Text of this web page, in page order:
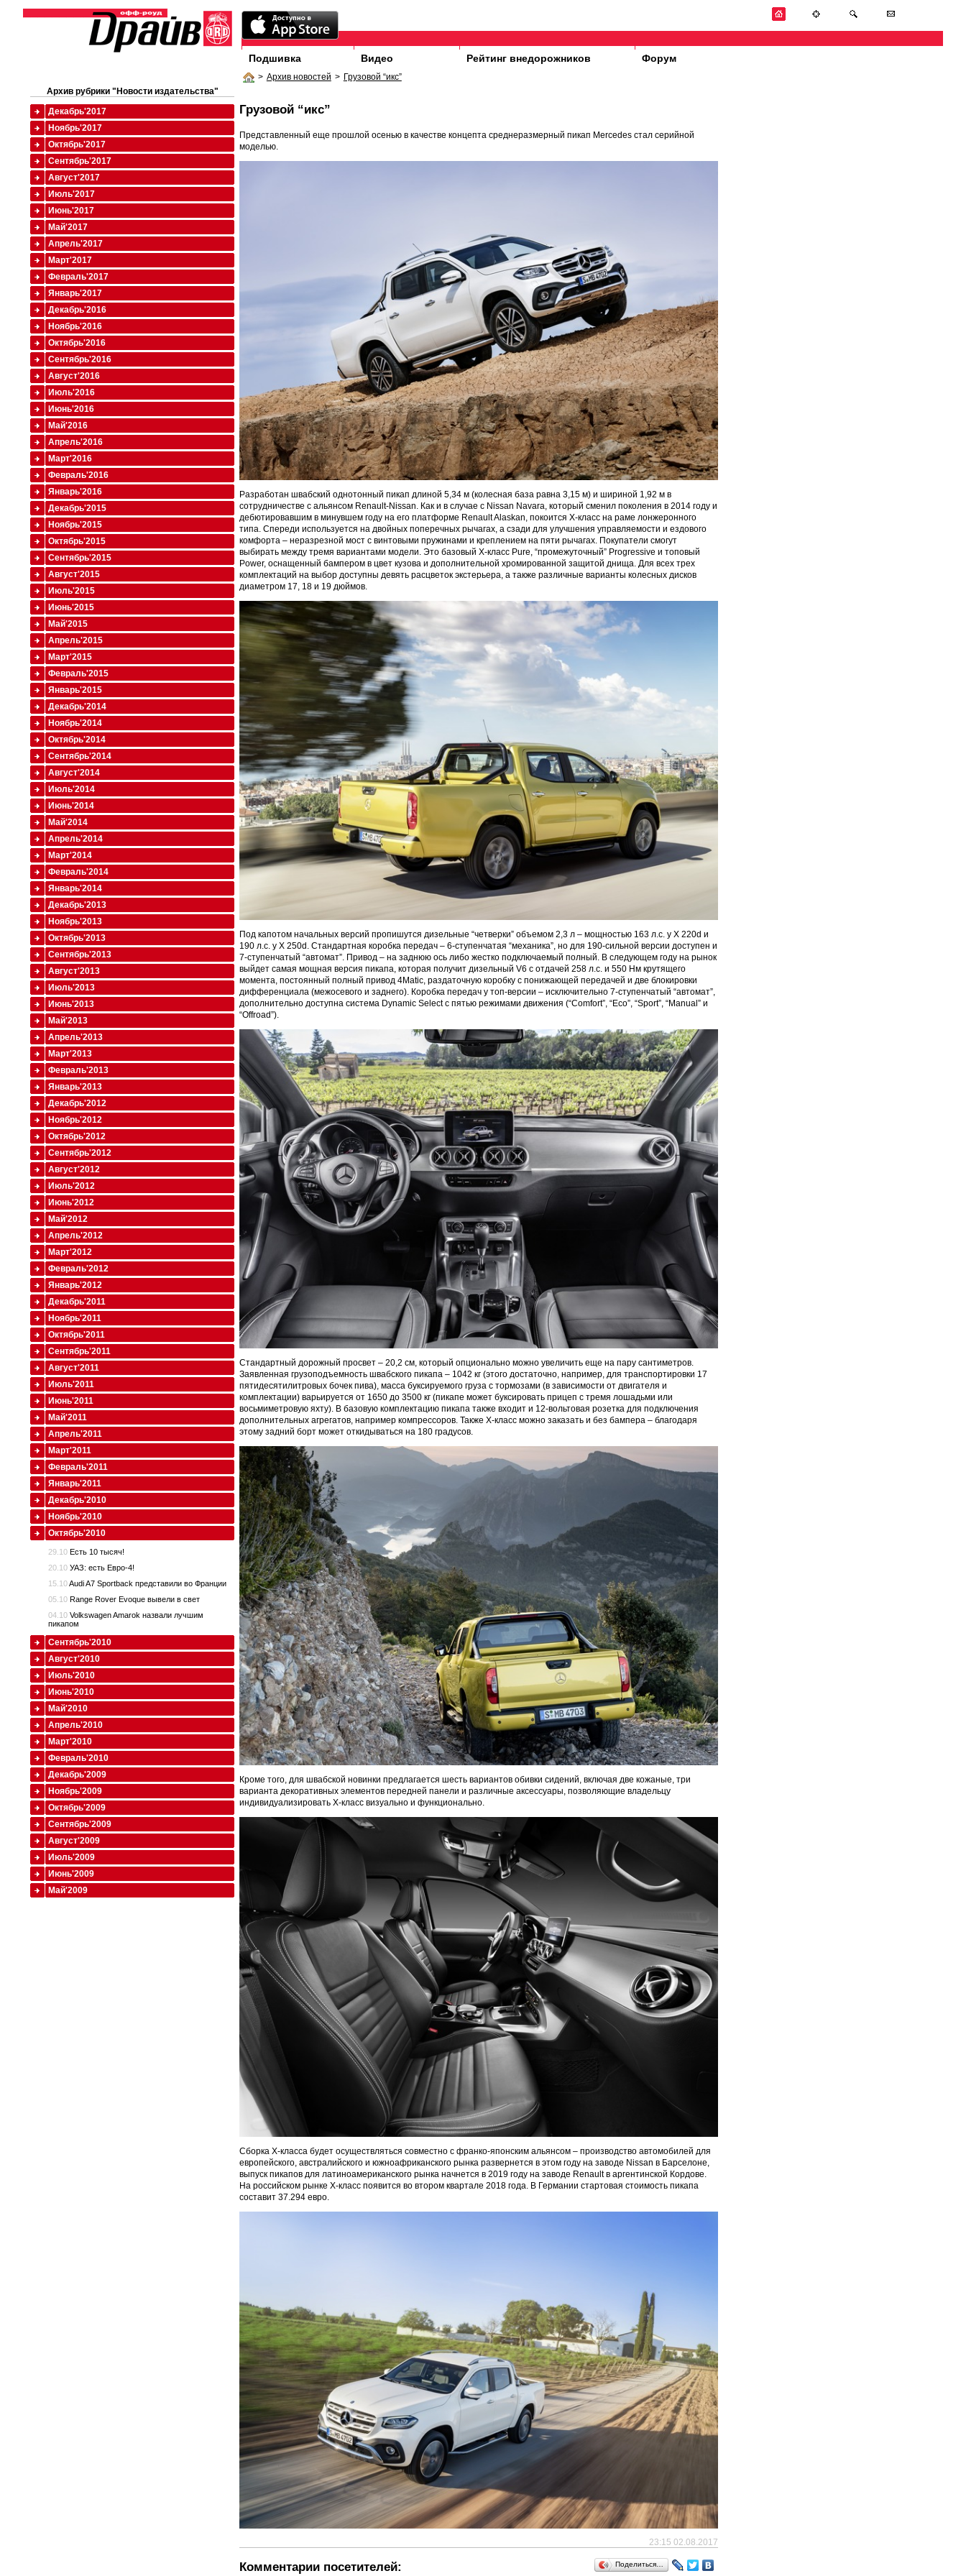
Подшивка Видео Рейтинг внедорожников Форум
> Архив новостей > Грузовой “икс”
Грузовой “икс”
Представленный еще прошлой осенью в качестве концепта среднеразмерный пикап Mercedes стал серийной
моделью.
Разработан швабский однотонный пикап длиной 5,34 м (колесная база равна 3,15 м) и шириной 1,92 м в
сотрудничестве с альянсом Renault-Nissan. Как и в случае с Nissan Navara, который сменил поколения в 2014 году и
дебютировавшим в минувшем году на его платформе Renault Alaskan, покоится X-класс на раме лонжеронного
типа. Спереди используется на двойных поперечных рычагах, а сзади для улучшения управляемости и ездового
комфорта – неразрезной мост с винтовыми пружинами и креплением на пяти рычагах. Покупатели смогут
выбирать между тремя вариантами модели. Это базовый X-класс Pure, “промежуточный” Progressive и топовый
Power, оснащенный бампером в цвет кузова и дополнительной хромированной защитой днища. Для всех трех
комплектаций на выбор доступны девять расцветок экстерьера, а также различные варианты колесных дисков
диаметром 17, 18 и 19 дюймов.
Под капотом начальных версий пропишутся дизельные “четверки” объемом 2,3 л – мощностью 163 л.с. у X 220d и
190 л.с. у X 250d. Стандартная коробка передач – 6-ступенчатая “механика”, но для 190-сильной версии доступен и
7-ступенчатый “автомат”. Привод – на заднюю ось либо жестко подключаемый полный. В следующем году на рынок
выйдет самая мощная версия пикапа, которая получит дизельный V6 с отдачей 258 л.с. и 550 Нм крутящего
момента, постоянный полный привод 4Matic, раздаточную коробку с понижающей передачей и две блокировки
дифференциала (межосевого и заднего). Коробка передач у топ-версии – исключительно 7-ступенчатый “автомат”,
дополнительно доступна система Dynamic Select с пятью режимами движения (“Comfort”, “Eco”, “Sport”, “Manual” и
“Offroad”).
Стандартный дорожный просвет – 20,2 см, который опционально можно увеличить еще на пару сантиметров.
Заявленная грузоподъемность швабского пикапа – 1042 кг (этого достаточно, например, для транспортировки 17
пятидесятилитровых бочек пива), масса буксируемого груза с тормозами (в зависимости от двигателя и
комплектации) варьируется от 1650 до 3500 кг (пикапе может буксировать прицеп с тремя лошадьми или
восьмиметровую яхту). В базовую комплектацию пикапа также входит и 12-вольтовая розетка для подключения
дополнительных агрегатов, например компрессоров. Также X-класс можно заказать и без бампера – благодаря
этому задний борт может откидываться на 180 градусов.
Кроме того, для швабской новинки предлагается шесть вариантов обивки сидений, включая две кожаные, три
варианта декоративных элементов передней панели и различные аксессуары, позволяющие владельцу
индивидуализировать X-класс визуально и функционально.
Сборка X-класса будет осуществляться совместно с франко-японским альянсом – производство автомобилей для
европейского, австралийского и южноафриканского рынка развернется в этом году на заводе Nissan в Барселоне,
выпуск пикапов для латиноамериканского рынка начнется в 2019 году на заводе Renault в аргентинской Кордове.
На российском рынке X-класс появится во втором квартале 2018 года. В Германии стартовая стоимость пикапа
составит 37.294 евро.
23:15 02.08.2017
Поделиться…
Комментарии посетителей:
Архив рубрики "Новости издательства"
Декабрь'2017
Ноябрь'2017
Октябрь'2017
Сентябрь'2017
Август'2017
Июль'2017
Июнь'2017
Май'2017
Апрель'2017
Март'2017
Февраль'2017
Январь'2017
Декабрь'2016
Ноябрь'2016
Октябрь'2016
Сентябрь'2016
Август'2016
Июль'2016
Июнь'2016
Май'2016
Апрель'2016
Март'2016
Февраль'2016
Январь'2016
Декабрь'2015
Ноябрь'2015
Октябрь'2015
Сентябрь'2015
Август'2015
Июль'2015
Июнь'2015
Май'2015
Апрель'2015
Март'2015
Февраль'2015
Январь'2015
Декабрь'2014
Ноябрь'2014
Октябрь'2014
Сентябрь'2014
Август'2014
Июль'2014
Июнь'2014
Май'2014
Апрель'2014
Март'2014
Февраль'2014
Январь'2014
Декабрь'2013
Ноябрь'2013
Октябрь'2013
Сентябрь'2013
Август'2013
Июль'2013
Июнь'2013
Май'2013
Апрель'2013
Март'2013
Февраль'2013
Январь'2013
Декабрь'2012
Ноябрь'2012
Октябрь'2012
Сентябрь'2012
Август'2012
Июль'2012
Июнь'2012
Май'2012
Апрель'2012
Март'2012
Февраль'2012
Январь'2012
Декабрь'2011
Ноябрь'2011
Октябрь'2011
Сентябрь'2011
Август'2011
Июль'2011
Июнь'2011
Май'2011
Апрель'2011
Март'2011
Февраль'2011
Январь'2011
Декабрь'2010
Ноябрь'2010
Октябрь'2010
29.10 Есть 10 тысяч!
20.10 УАЗ: есть Евро-4!
15.10Audi A7 Sportback представили во Франции
05.10 Range Rover Evoque вывели в свет
04.10 Volkswagen Amarok назвали лучшим
пикапом
Сентябрь'2010
Август'2010
Июль'2010
Июнь'2010
Май'2010
Апрель'2010
Март'2010
Февраль'2010
Декабрь'2009
Ноябрь'2009
Октябрь'2009
Сентябрь'2009
Август'2009
Июль'2009
Июнь'2009
Май'2009